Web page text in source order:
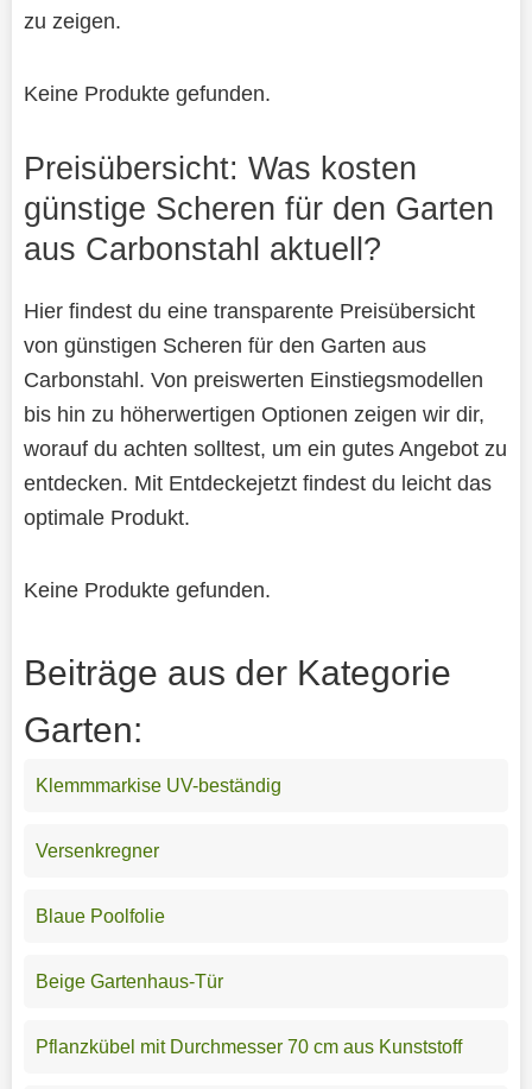
zu zeigen.
Keine Produkte gefunden.
Preisübersicht: Was kosten
günstige Scheren für den Garten
aus Carbonstahl aktuell?
Hier findest du eine transparente Preisübersicht
von günstigen Scheren für den Garten aus
Carbonstahl. Von preiswerten Einstiegsmodellen
bis hin zu höherwertigen Optionen zeigen wir dir,
worauf du achten solltest, um ein gutes Angebot zu
entdecken. Mit Entdeckejetzt findest du leicht das
optimale Produkt.
Keine Produkte gefunden.
Beiträge aus der Kategorie
Garten:
Klemmmarkise UV-beständig
Versenkregner
Blaue Poolfolie
Beige Gartenhaus-Tür
Pflanzkübel mit Durchmesser 70 cm aus Kunststoff